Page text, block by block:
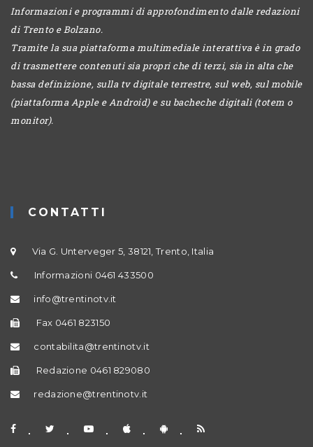
Informazioni e programmi di approfondimento dalle redazioni
di Trento e Bolzano.
Tramite la sua piattaforma multimediale interattiva è in grado
di trasmettere contenuti sia propri che di terzi, sia in alta che
bassa definizione, sulla tv digitale terrestre, sul web, sul mobile
(piattaforma Apple e Android) e su bacheche digitali (totem o
monitor).
CONTATTI
Via G. Unterveger 5, 38121, Trento, Italia
Informazioni 0461 433500
info@trentinotv.it
Fax 0461 823150
contabilita@trentinotv.it
Redazione 0461 829080
redazione@trentinotv.it